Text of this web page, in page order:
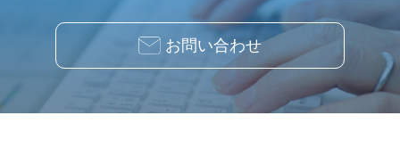
お問い合わせ